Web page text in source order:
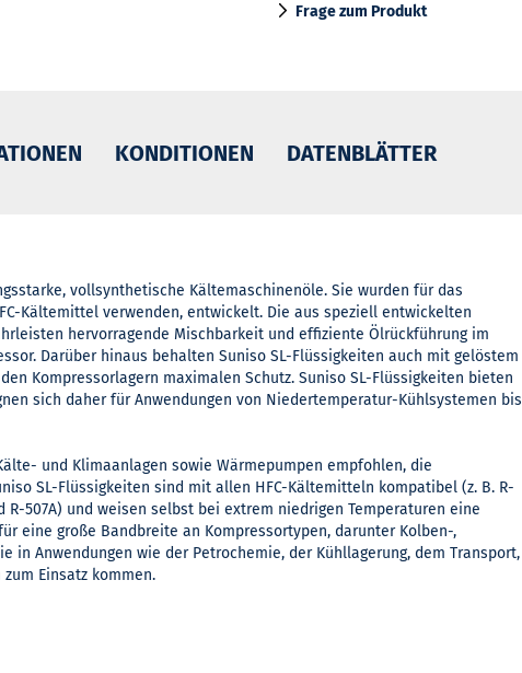
Frage zum Produkt
KONDITIONEN DATENBLÄTTER
vollsynthetische Kältemaschinenöle. Sie wurden für das
Kältemittel verwenden, entwickelt. Die aus speziell entwickelten
hervorragende Mischbarkeit und effiziente Ölrückführung im
Darüber hinaus behalten Suniso SL-Flüssigkeiten auch mit gelöstem
Kompressorlagern maximalen Schutz. Suniso SL-Flüssigkeiten bieten
sich daher für Anwendungen von Niedertemperatur-Kühlsystemen bis
und Klimaanlagen sowie Wärmepumpen empfohlen, die
SL-Flüssigkeiten sind mit allen HFC-Kältemitteln kompatibel (z. B. R-
R-507A) und weisen selbst bei extrem niedrigen Temperaturen eine
eine große Bandbreite an Kompressortypen, darunter Kolben-,
in Anwendungen wie der Petrochemie, der Kühllagerung, dem Transport,
Einsatz kommen.